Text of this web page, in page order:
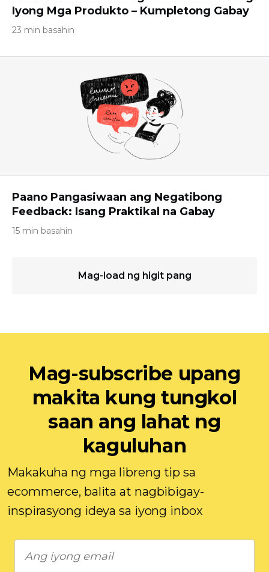
Iyong Mga Produkto – Kumpletong Gabay
23 min basahin
Paano Pangasiwaan ang Negatibong
Feedback: Isang Praktikal na Gabay
15 min basahin
Mag-load ng higit pang
Mag-subscribe upang
makita kung tungkol
saan ang lahat ng
kaguluhan
Makakuha ng mga libreng tip sa
ecommerce, balita at nagbibigay-
inspirasyong ideya sa iyong inbox